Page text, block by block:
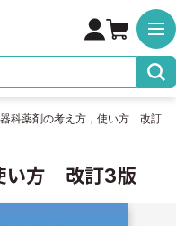
い方 改訂3版